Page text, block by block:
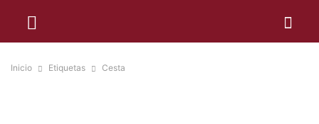
Inicio Etiquetas Cesta